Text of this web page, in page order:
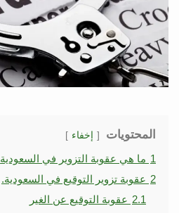
المحتويات إخفاء
1 ما هي عقوبة التزوير في السعودية
2 عقوبة تزوير التوقيع في السعودية.
2.1 عقوبة التوقيع عن الغير